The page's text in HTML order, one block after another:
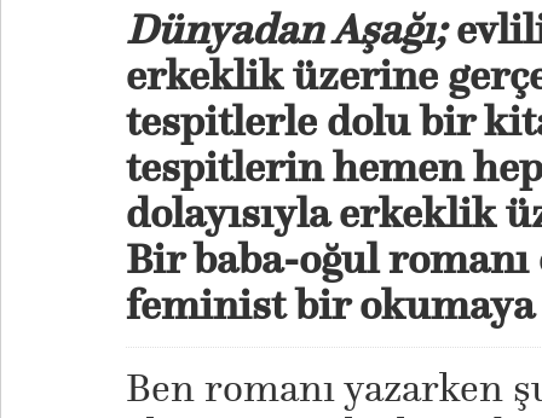
Dünyadan Aşağı;
erkeklik üzerine
tespitlerle dolu bir
tespitlerin hemen
dolayısıyla erkeklik
Bir baba-oğul
feminist bir okumaya
Ben romanı yazarken